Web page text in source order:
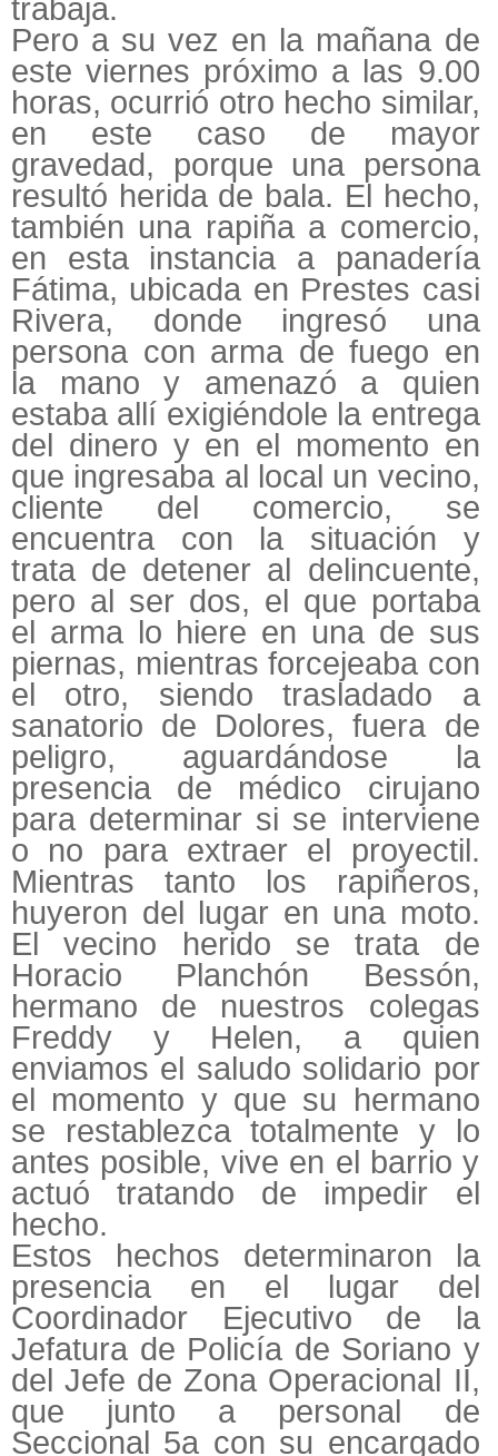
trabaja.
Pero a su vez en la mañana de
este viernes próximo a las 9.00
horas, ocurrió otro hecho similar,
en este caso de mayor
gravedad, porque una persona
resultó herida de bala. El hecho,
también una rapiña a comercio,
en esta instancia a panadería
Fátima, ubicada en Prestes casi
Rivera, donde ingresó una
persona con arma de fuego en
la mano y amenazó a quien
estaba allí exigiéndole la entrega
del dinero y en el momento en
que ingresaba al local un vecino,
cliente del comercio, se
encuentra con la situación y
trata de detener al delincuente,
pero al ser dos, el que portaba
el arma lo hiere en una de sus
piernas, mientras forcejeaba con
el otro, siendo trasladado a
sanatorio de Dolores, fuera de
peligro, aguardándose la
presencia de médico cirujano
para determinar si se interviene
o no para extraer el proyectil.
Mientras tanto los rapiñeros,
huyeron del lugar en una moto.
El vecino herido se trata de
Horacio Planchón Bessón,
hermano de nuestros colegas
Freddy y Helen, a quien
enviamos el saludo solidario por
el momento y que su hermano
se restablezca totalmente y lo
antes posible, vive en el barrio y
actuó tratando de impedir el
hecho.
Estos hechos determinaron la
presencia en el lugar del
Coordinador Ejecutivo de la
Jefatura de Policía de Soriano y
del Jefe de Zona Operacional II,
que junto a personal de
Seccional 5a con su encargado